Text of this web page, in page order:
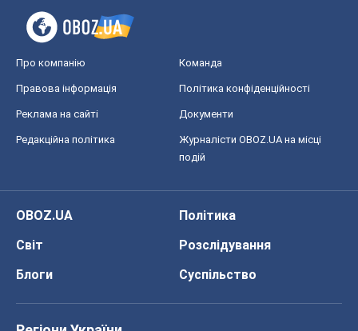
Про компанію Команда
Правова інформація Політика конфіденційності
Реклама на сайті Документи
Редакційна політика
Журналісти OBOZ.UA на місці
подій
OBOZ.UA
Політика
Світ
Розслідування
Блоги
Суспільство